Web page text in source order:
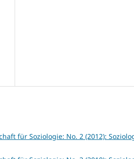
für Soziologie: No. 2 (2012):